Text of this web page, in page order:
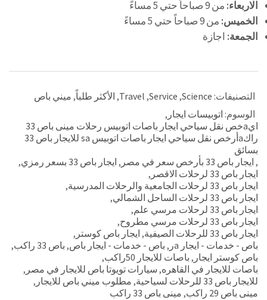
الاربعاء: من 9 صباحاً حتي 5 مساءً
الخميس: من 9 صباحاً حتي 5 مساءً
الجمعة: اجازة
التصنيفات: Science
,
Service
,
Travel
, الأكثر طلباً, ميني باص
الوسوم: اتوبيسات ايجار ,
ايaخص نقل سياحي ايجار باصات اتوبيس رحلات مينى باص 33
راكaأرخص نقل سياحي ايجار باصات اتوبيس sa للايجار باص 33
بسائق
, ايجار باص 33 بأرخص سعر في مصر , ايجار باص 33 بسعر رمزي
,
ايجار باص 33 لرحلات الاقصر
,
ايجار باص 33 لرحلات الجامعية والرحلات المدرسية
,
ايجار باص 33 لرحلات الساحل الشمالي
,
ايجار باص 33 لرحلات مرسي علم
,
ايجار باص 33 لرحلات مرسي مطروح
,
ايجار باص 33 للرحلات الصيفية
, ايجار باص كوستر ,
باص - خدمات - ايجار aر
, باص - خدمات - ايجار باص, باص 33 راكب
,
باص كوستر ايجار , باصات للايجار 50راكب
,
باصات للايجار في القاهره, سيارات تويوتا باص للايجار في مصر ,
للايجار باص 33 للرحلات لسياحية
, مطلوب ميني باص للايجار ,
مينى باص 29 راكب
, مينى باص 33 راكب